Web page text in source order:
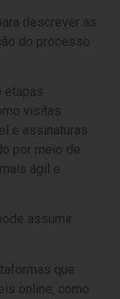
descrever as
do processo
etapas
visitas
e assinaturas
por meio de
ágil e
assumir
que
online, como